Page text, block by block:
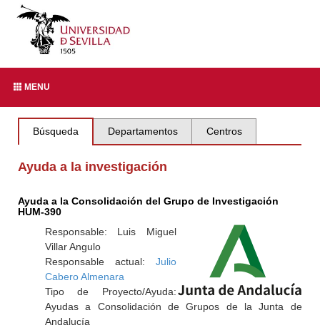
MENU
Búsqueda Departamentos Centros
Ayuda a la investigación
Ayuda a la Consolidación del Grupo de Investigación
HUM-390
Responsable: Luis Miguel
Villar Angulo
Responsable actual: Julio
Cabero Almenara
Tipo de Proyecto/Ayuda:
Ayudas a Consolidación de Grupos de la Junta de
Andalucía